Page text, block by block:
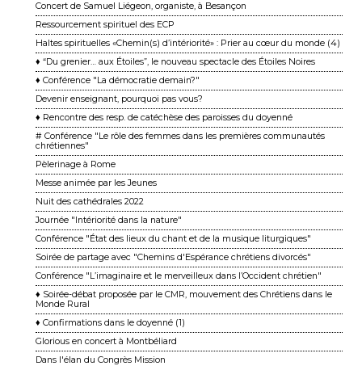
Concert de Samuel Liégeon, organiste, à Besançon
Ressourcement spirituel des ECP
Haltes spirituelles «Chemin(s) d’intériorité» : Prier au cœur du monde (4)
♦ “Du grenier… aux Étoiles”, le nouveau spectacle des Étoiles Noires
♦ Conférence "La démocratie demain?"
Devenir enseignant, pourquoi pas vous?
♦ Rencontre des resp. de catéchèse des paroisses du doyenné
# Conférence "Le rôle des femmes dans les premières communautés
chrétiennes"
Pèlerinage à Rome
Messe animée par les Jeunes
Nuit des cathédrales 2022
Journée "Intériorité dans la nature"
Conférence "État des lieux du chant et de la musique liturgiques"
Soirée de partage avec "Chemins d'Espérance chrétiens divorcés"
Conférence "L’imaginaire et le merveilleux dans l’Occident chrétien"
♦ Soirée-débat proposée par le CMR, mouvement des Chrétiens dans le
Monde Rural
♦ Confirmations dans le doyenné (1)
Glorious en concert à Montbéliard
Dans l'élan du Congrès Mission